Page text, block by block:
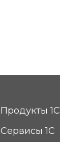
Продукты 1С
Сервисы 1С